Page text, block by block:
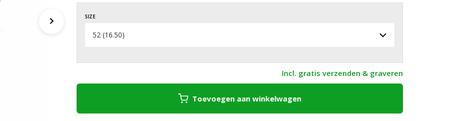
SIZE
Incl. gratis verzenden & graveren
Toevoegen aan winkelwagen